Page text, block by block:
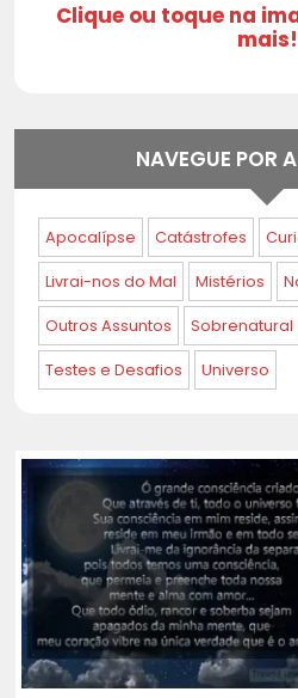
Clique ou toque na
mais!
NAVEGUE POR
Apocalípse Catástrofes
Livrai-nos do Mal Mistérios
Outros Assuntos Sobrenatural
Testes e Desafios Universo